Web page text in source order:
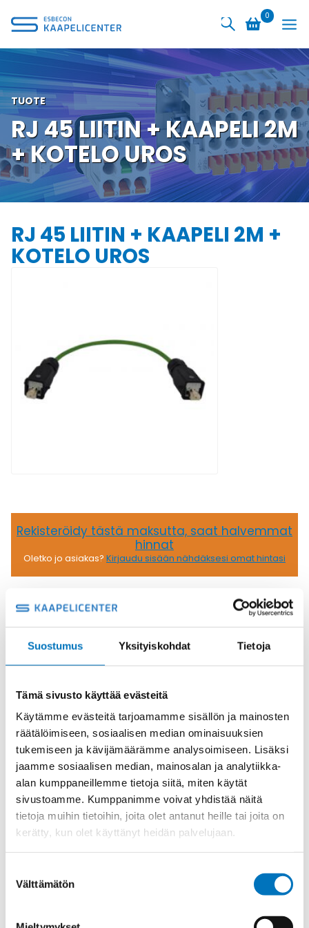
Suostumus Yksityiskohdat Tietoja
Tämä sivusto käyttää evästeitä
Käytämme evästeitä tarjoamamme sisällön ja mainosten
räätälöimiseen, sosiaalisen median ominaisuuksien
tukemiseen ja kävijämäärämme analysoimiseen. Lisäksi
jaamme sosiaalisen median, mainosalan ja analytiikka-
alan kumppaneillemme tietoja siitä, miten käytät
sivustoamme. Kumppanimme voivat yhdistää näitä
tietoja muihin tietoihin, joita olet antanut heille tai joita on
kerätty, kun olet käyttänyt heidän palvelujaan.
valinta
Välttämätön
sisältöön
0
TUOTE
RJ 45 LIITIN + KAAPELI 2M
+ KOTELO UROS
RJ 45 LIITIN + KAAPELI 2M +
KOTELO UROS
Rekisteröidy tästä maksutta, saat halvemmat
hinnat
Oletko jo asiakas? Kirjaudu sisään nähdäksesi omat hintasi
120,96€/ kpl(alv 0)
RJ
45
+
2M
+
KOTELO
UROS
määrä
Osasto Dataliittimet, ILME -moninapaliittimet,
Valmiskaapeli
Toimitusaika: 1-7 päivää
Toimituskulut 35kg:n asti 25€.
Yli 35kg:n toimituskulut toteutuneiden kulujen mukaan.
Valmistaja
IP-luokka
IP66/IP67